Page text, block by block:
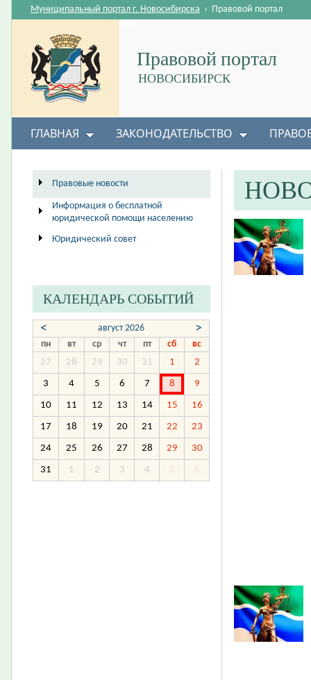
Правовой портал
НОВОСИБИРСК
Муниципальный портал г. Новосибирска › Правовой портал
ГЛАВНАЯ ЗАКОНОДАТЕЛЬСТВО
Правовые новости
Информация о бесплатной
юридической помощи населению
Юридический совет
КАЛЕНДАРЬ СОБЫТИЙ
< август 2026 >
пн вт ср чт пт сб
вс
27
28 29 30 31 1 2
3 4 5 6 7 8 9
10 11 12 13 14 15 16
17 18 19 20 21 22 23
24 25 26 27 28 29 30
31 1 2 3 4 5 6